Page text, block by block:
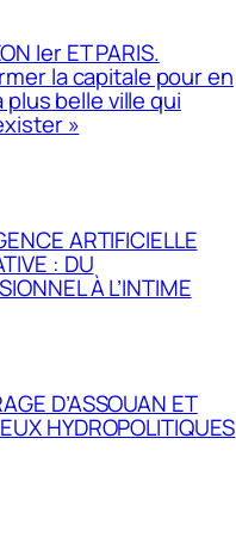
Ier ET PARIS.
la capitale pour en
plus belle ville qui
»
ARTIFICIELLE
: DU
À L’INTIME
D’ASSOUAN ET
HYDROPOLITIQUES